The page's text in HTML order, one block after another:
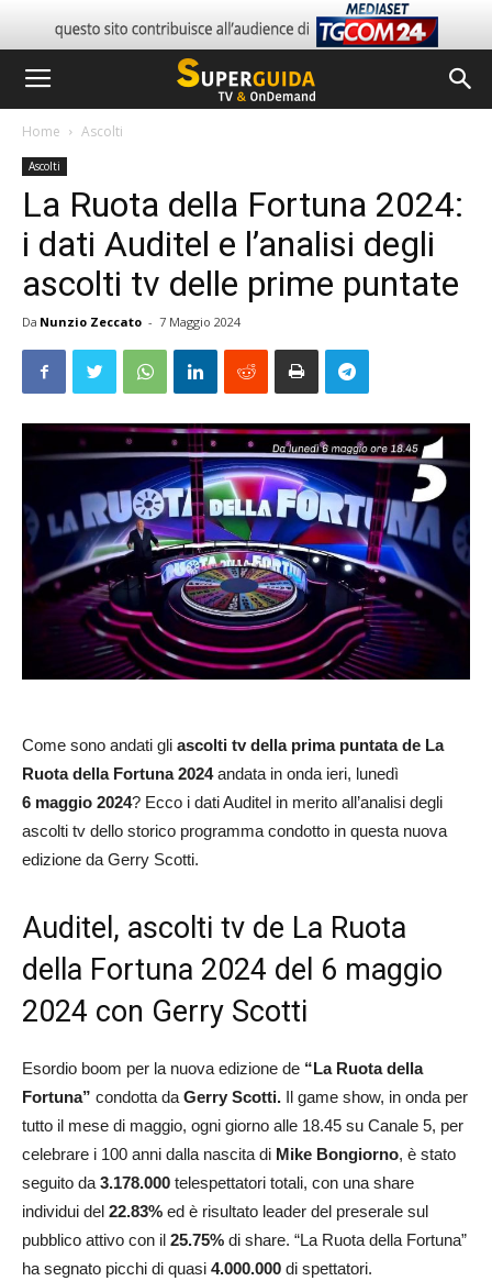
Home Ascolti
Ascolti
La Ruota della Fortuna 2024:
i dati Auditel e l’analisi degli
ascolti tv delle prime puntate
Da Nunzio Zeccato - 7 Maggio 2024
Come sono andati gli ascolti tv della prima puntata de La
Ruota della Fortuna 2024andata in onda ieri, lunedì
6 maggio 2024? Ecco i dati Auditel in merito all’analisi degli
ascolti tv dello storico programma condotto in questa nuova
edizione da Gerry Scotti.
Auditel, ascolti tv de La Ruota
della Fortuna 2024 del 6 maggio
2024 con Gerry Scotti
Esordio boom per la nuova edizione de “La Ruota della
Fortuna” condotta da Gerry Scotti. Il game show, in onda per
tutto il mese di maggio, ogni giorno alle 18.45 su Canale 5, per
celebrare i 100 anni dalla nascita di Mike Bongiorno, è stato
seguito da 3.178.000 telespettatori totali, con una share
individui del 22.83% ed è risultato leader del preserale sul
pubblico attivo con il 25.75% di share. “La Ruota della Fortuna”
ha segnato picchi di quasi 4.000.000 di spettatori.